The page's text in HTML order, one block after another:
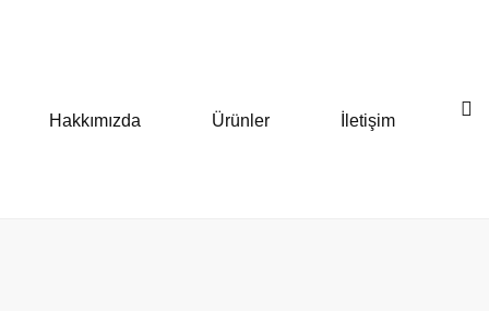
Hakkımızda Ürünler İletişim